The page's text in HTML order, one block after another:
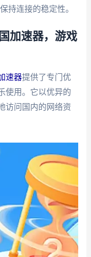
持连接的稳定性。
加速器，游戏
速器提供了专门优
使用。它以优异的
访问国内的网络资